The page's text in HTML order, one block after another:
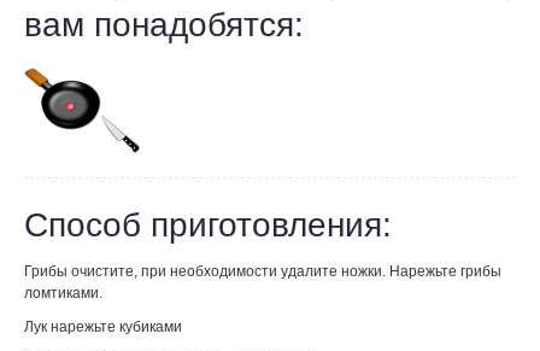
вам понадобятся:
Способ приготовления:
Грибы очистите, при необходимости удалите ножки. Нарежьте грибы
ломтиками.
Лук нарежьте кубиками